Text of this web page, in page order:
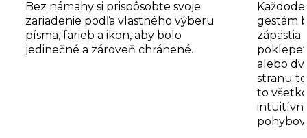
Bez námahy si prispôsobte svoje
zariadenie podľa vlastného výberu
písma, farieb a ikon, aby bolo
jedinečné a zároveň chránené.
gestám
zápästia
alebo
stranu
to
pohybov.